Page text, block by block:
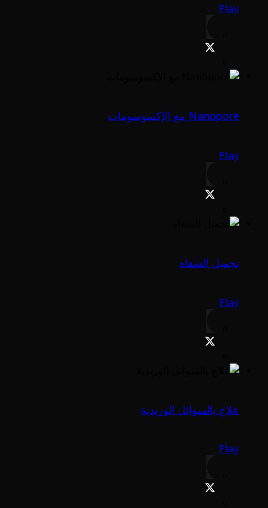
Play
Nanopore مع الإكسوسومات
Play
تجميل الشفاه
Play
علاج بالسوائل الوريدية
Play